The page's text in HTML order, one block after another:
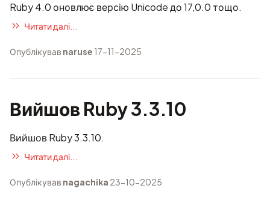
Ruby 4.0 оновлює версію Unicode до 17,0.0 тощо.
Читати далі...
Опублікував naruse 17-11-2025
Вийшов Ruby 3.3.10
Вийшов Ruby 3.3.10.
Читати далі...
Опублікував nagachika 23-10-2025